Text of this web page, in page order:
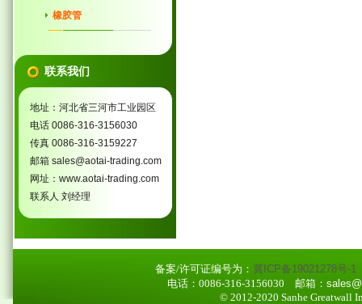
橡胶管
联系我们
地址：河北省三河市工业园区
电话 0086-316-3156030
传真 0086-316-3159227
邮箱 sales@aotai-trading.com
网址：www.aotai-trading.com
联系人 刘经理
备案/许可证编号为： 冀ICP备19021278号-1
电话：0086-316-3156030 邮箱：
© 2012-2020 Sanhe Greatwall